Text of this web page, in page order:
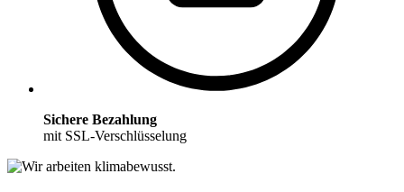
Sichere Bezahlung
mit SSL-Verschlüsselung